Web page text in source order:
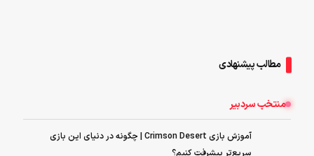
مطالب پیشنهادی
منتخب سردبیر
آموزش بازی Crimson Desert | چگونه در دنیای این بازی
سریع‌تر پیشرفت کنیم؟